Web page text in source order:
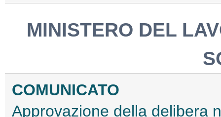
MINISTERO DEL
COMUNICATO
Approvazione della delibera